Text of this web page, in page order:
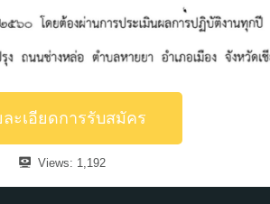
ละเอียดการรับสมัคร
Views: 1,192